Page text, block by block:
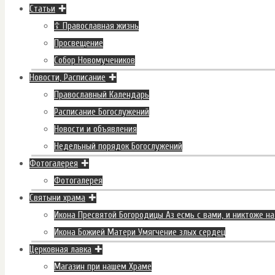
Статьи
☦ Православная жизнь
Просвещение
Собор Новомучеников
Новости, Расписание
Православный Календарь
Расписание Богослужений
Новости и объявления
Недельный порядок Богослужений
Фотогалерея
Фотогалерея
Святыни храма
Икона Пресвятой Богородицы Аз есмь с вами, и никтоже
Икона Божией Матери Умягчение злых сердец
Церковная лавка
Магазин при нашем Храме